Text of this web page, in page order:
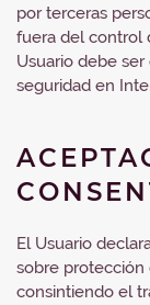
por terceras
fuera del control
Usuario debe
seguridad en
El Usuario
sobre protección
consintiendo el